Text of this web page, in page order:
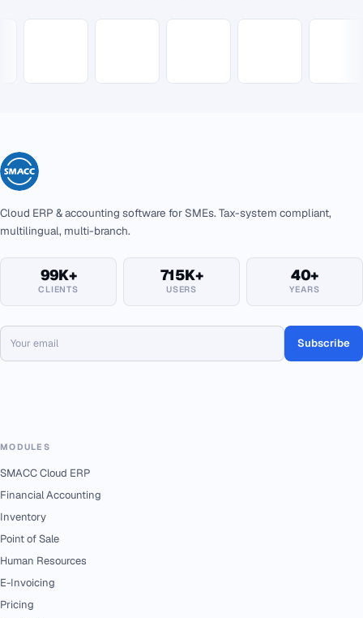
Cloud ERP & accounting software for SMEs. Tax-system compliant,
multilingual, multi-branch.
99K+
CLIENTS
715K+
USERS
40+
YEARS
Subscribe
MODULES
SMACC Cloud ERP
Financial Accounting
Inventory
Point of Sale
Human Resources
E-Invoicing
Pricing